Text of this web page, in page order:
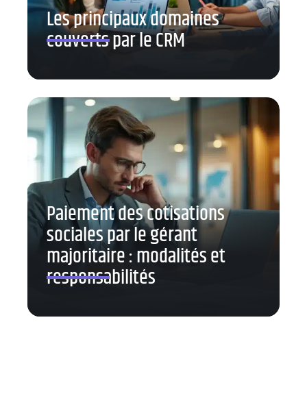
Les principaux domaines
couverts par le CRM
Paiement des cotisations
sociales par le gérant
majoritaire : modalités et
responsabilités